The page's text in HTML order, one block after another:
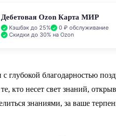
Дебетовая Ozon Карта МИР
Кэшбэк до 25%
0 ₽ обслуживание
Скидки до 30% на Ozon
глубокой благодарностью
кто несет свет знаний,
знаниями, за ваше